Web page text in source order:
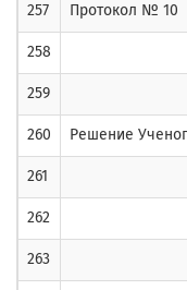
257 Протокол № 10
258
259
260 Решение
261
262
263